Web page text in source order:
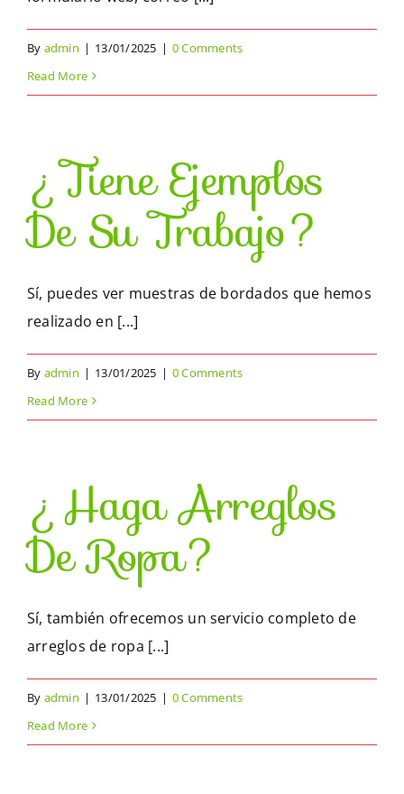
ES
By admin | 13/01/2025 | 0 Comments
Read More
¿Tiene Ejemplos
De Su Trabajo?
Sí, puedes ver muestras de bordados que hemos
realizado en [...]
By admin | 13/01/2025 | 0 Comments
Read More
¿Haga Arreglos
De Ropa?
Sí, también ofrecemos un servicio completo de
arreglos de ropa [...]
By admin | 13/01/2025 | 0 Comments
Read More